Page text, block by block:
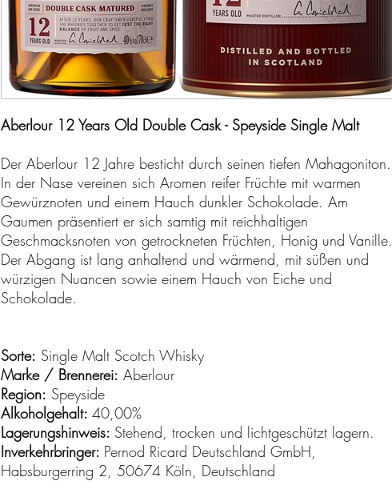
Aberlour 12 Years Old Double Cask - Speyside Single Malt
Der Aberlour 12 Jahre besticht durch seinen tiefen Mahagoniton.
In der Nase vereinen sich Aromen reifer Früchte mit warmen
Gewürznoten und einem Hauch dunkler Schokolade. Am
Gaumen präsentiert er sich samtig mit reichhaltigen
Geschmacksnoten von getrockneten Früchten, Honig und Vanille.
Der Abgang ist lang anhaltend und wärmend, mit süßen und
würzigen Nuancen sowie einem Hauch von Eiche und
Schokolade.
Sorte: Single Malt Scotch Whisky
Marke / Brennerei: Aberlour
Region: Speyside
Alkoholgehalt: 40,00%
Lagerungshinweis: Stehend, trocken und lichtgeschützt lagern.
Inverkehrbringer: Pernod Ricard Deutschland GmbH,
Habsburgerring 2, 50674 Köln, Deutschland